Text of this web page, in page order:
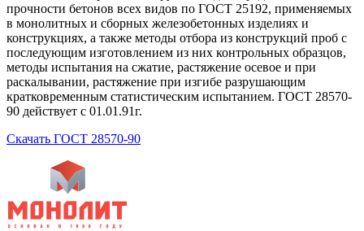
прочности бетонов всех видов по ГОСТ 25192, применяемых
в монолитных и сборных железобетонных изделиях и
конструкциях, а также методы отбора из конструкций проб с
последующим изготовлением из них контрольных образцов,
методы испытания на сжатие, растяжение осевое и при
раскалывании, растяжение при изгибе разрушающим
кратковременным статистическим испытанием. ГОСТ 28570-
90 действует с 01.01.91г.
Скачать ГОСТ 28570-90